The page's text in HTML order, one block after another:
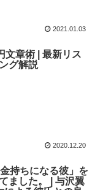
2021.01.03
章術 | 最新リス
グ解説
2020.12.20
持ちになる彼」を
ました。 | 与沢翼